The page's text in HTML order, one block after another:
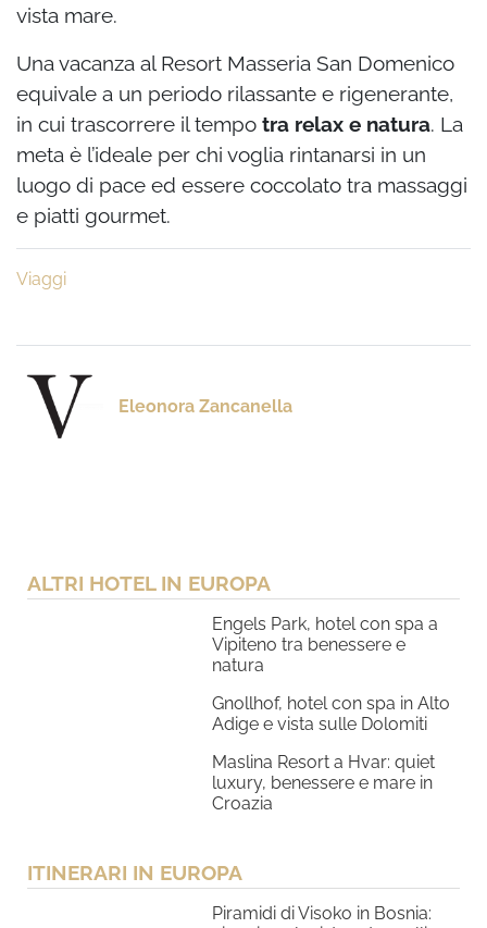
vista mare.
Una vacanza al Resort Masseria San Domenico
equivale a un periodo rilassante e rigenerante,
in cui trascorrere il tempo tra relax e natura. La
meta è l’ideale per chi voglia rintanarsi in un
luogo di pace ed essere coccolato tra massaggi
e piatti gourmet.
Viaggi
Eleonora Zancanella
ALTRI HOTEL IN EUROPA
Engels Park, hotel con spa a
Vipiteno tra benessere e
natura
Gnollhof, hotel con spa in Alto
Adige e vista sulle Dolomiti
Maslina Resort a Hvar: quiet
luxury, benessere e mare in
Croazia
ITINERARI IN EUROPA
Piramidi di Visoko in Bosnia: